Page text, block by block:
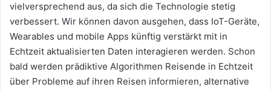
vielversprechend aus, da sich die Technologie stetig
verbessert. Wir können davon ausgehen, dass IoT-Geräte,
Wearables und mobile Apps künftig verstärkt mit in
Echtzeit aktualisierten Daten interagieren werden. Schon
bald werden prädiktive Algorithmen Reisende in Echtzeit
über Probleme auf ihren Reisen informieren, alternative